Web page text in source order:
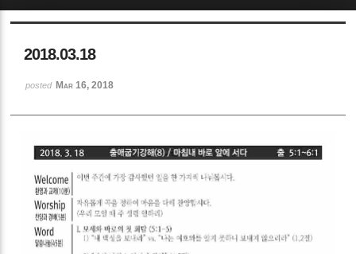
2018.03.18
posted Mar 16, 2018
Sketchbook5, 스케치북5
Sketchbook5, 스케치북5